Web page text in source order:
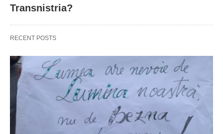
Transnistria?
RECENT POSTS